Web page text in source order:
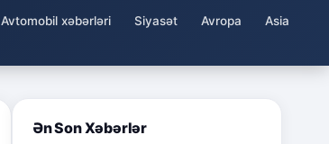
Avtomobil xəbərləri Siyasət Avropa
Asia
Ən Son Xəbərlər